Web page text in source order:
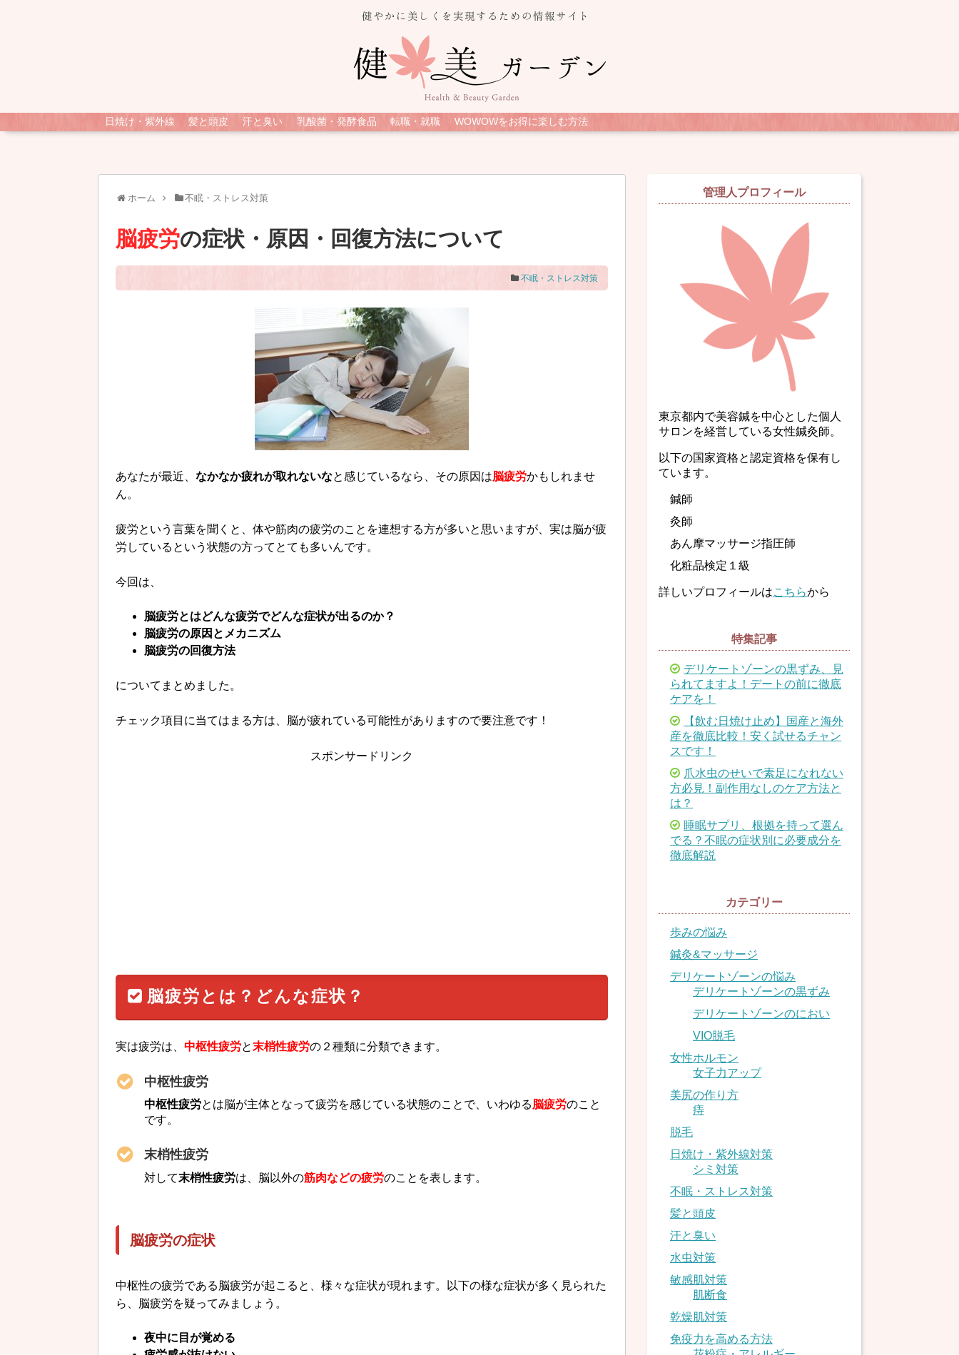
日焼け・紫外線 髪と頭皮 汗と臭い 乳酸菌・発酵食品 転職・就職 WOWOWをお得に楽しむ方法
ホーム 不眠・ストレス対策
脳疲労の症状・原因・回復方法について
不眠・ストレス対策
あなたが最近、 なかなか疲れが取れないなと感じているなら、その原因は脳疲労かもしれませ
ん。
疲労という言葉を聞くと、体や筋肉の疲労のことを連想する方が多いと思いますが、実は脳が疲
労しているという状態の方ってとても多いんです。
今回は、
脳疲労とはどんな疲労でどんな症状が出るのか？
脳疲労の原因とメカニズム
脳疲労の回復方法
についてまとめました。
チェック項目に当てはまる方は、脳が疲れている可能性がありますので要注意です！
スポンサードリンク
脳疲労とは？どんな症状？
実は疲労は、 中枢性疲労と末梢性疲労の２種類に分類できます。
中枢性疲労
中枢性疲労とは脳が主体となって疲労を感じている状態のことで、いわゆる脳疲労のこと
です。
末梢性疲労
対して末梢性疲労は、脳以外の筋肉などの疲労のことを表します。
脳疲労の症状
中枢性の疲労である脳疲労が起こると、様々な症状が現れます。以下の様な症状が多く見られた
ら、脳疲労を疑ってみましょう。
夜中に目が覚める
管理人プロフィール
東京都内で美容鍼を中心とした個人
サロンを経営している女性鍼灸師。
以下の国家資格と認定資格を保有し
ています。
鍼師
灸師
あん摩マッサージ指圧師
化粧品検定１級
詳しいプロフィールはこちらから
特集記事
デリケートゾーンの黒ずみ、見
られてますよ！デートの前に徹底
ケアを！
【飲む日焼け止め】国産と海外
産を徹底比較！安く試せるチャン
スです！
爪水虫のせいで素足になれない
方必見！副作用なしのケア方法と
は？
睡眠サプリ、根拠を持って選ん
でる？不眠の症状別に必要成分を
徹底解説
カテゴリー
歩みの悩み
鍼灸&マッサージ
デリケートゾーンの悩み
デリケートゾーンの黒ずみ
デリケートゾーンのにおい
VIO脱毛
女性ホルモン
女子力アップ
美尻の作り方
痔
脱毛
日焼け・紫外線対策
シミ対策
不眠・ストレス対策
髪と頭皮
汗と臭い
水虫対策
敏感肌対策
肌断食
乾燥肌対策
免疫力を高める方法